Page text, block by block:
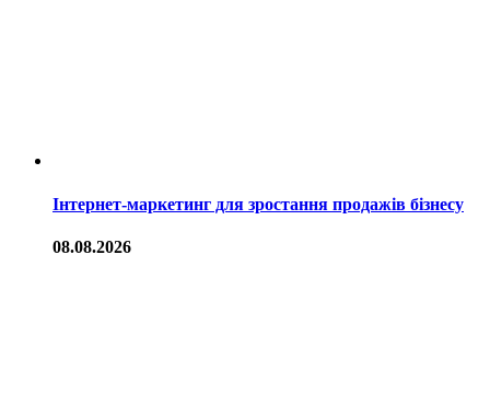
Інтернет-маркетинг для зростання продажів бізнесу
08.08.2026